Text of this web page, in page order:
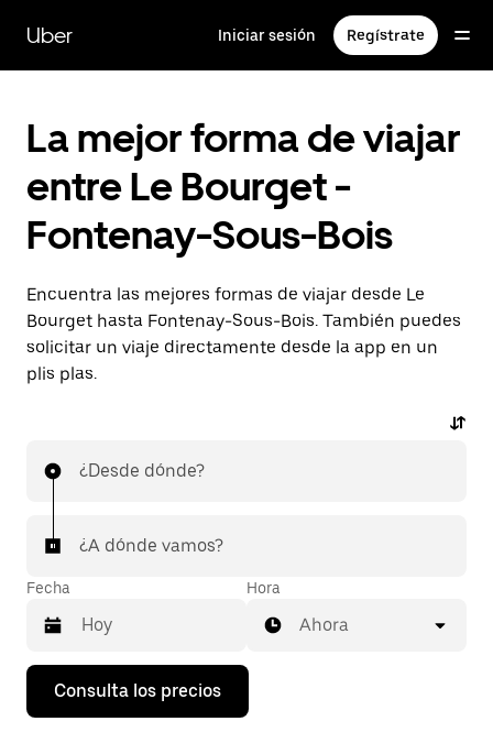
contenido
principal
Uber Iniciar sesión Regístrate
La mejor forma de viajar
entre Le Bourget -
Fontenay-Sous-Bois
Encuentra las mejores formas de viajar desde Le
Bourget hasta Fontenay-Sous-Bois. También puedes
solicitar un viaje directamente desde la app en un
plis plas.
¿Desde dónde?
¿A dónde vamos?
Fecha
Pulsa
flecha
Hora
Ahora
Consulta los precios